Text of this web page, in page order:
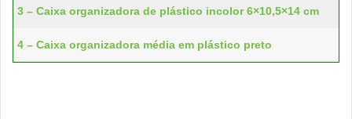
3 – Caixa organizadora de plástico incolor 6×10,5×14 cm
4 – Caixa organizadora média em plástico preto